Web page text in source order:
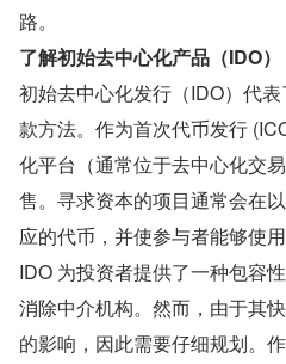
路。
了解初始去中心化产品（IDO）
初始去中心化发行（IDO）代
款方法。作为首次代币发行
化平台（通常位于去中心化交
售。寻求资本的项目通常会在
应的代币，并使参与者能够使
IDO 为投资者提供了一种包容
消除中介机构。然而，由于其
的影响，因此需要仔细规划。